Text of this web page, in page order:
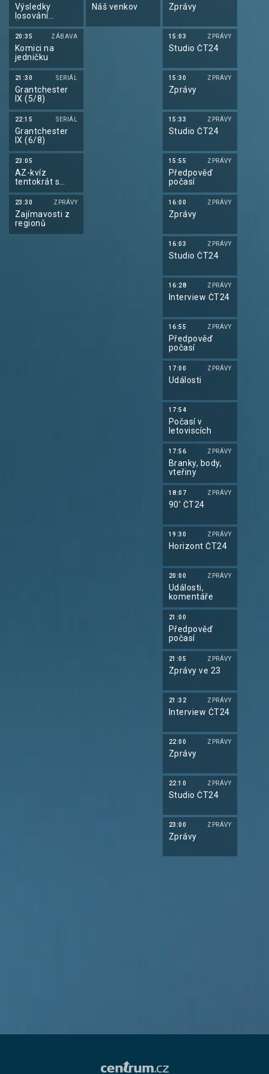
Výsledky
losování
Šťastných 10 a
Euromiliony
20:35 ZÁBAVA
Komici na
jedničku
21:30 SERIÁL
Grantchester
IX (5/8)
22:15 SERIÁL
Grantchester
IX (6/8)
23:05
AZ-kvíz
tentokrát s
Betano
23:30 ZPRÁVY
Zajímavosti z
regionů
Náš venkov Zprávy
15:03 ZPRÁVY
Studio ČT24
15:30 ZPRÁVY
Zprávy
15:33 ZPRÁVY
Studio ČT24
15:55 ZPRÁVY
Předpověď
počasí
16:00 ZPRÁVY
Zprávy
16:03 ZPRÁVY
Studio ČT24
16:28 ZPRÁVY
Interview ČT24
16:55 ZPRÁVY
Předpověď
počasí
17:00 ZPRÁVY
Události
17:54
Počasí v
letoviscích
17:56 ZPRÁVY
Branky, body,
vteřiny
18:07 ZPRÁVY
90’ ČT24
19:30 ZPRÁVY
Horizont ČT24
20:00 ZPRÁVY
Události,
komentáře
21:00
Předpověď
počasí
21:05 ZPRÁVY
Zprávy ve 23
21:32 ZPRÁVY
Interview ČT24
22:00 ZPRÁVY
Zprávy
22:10 ZPRÁVY
Studio ČT24
23:00 ZPRÁVY
Zprávy